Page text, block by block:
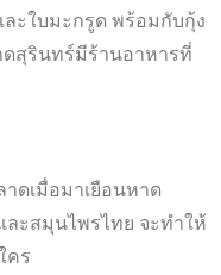
ละใบมะกรูด พร้อมกับกุ้ง
สุรินทร์มีร้านอาหารที่
ดเมื่อมาเยือนหาด
ละสมุนไพรไทย จะทำให้
คร